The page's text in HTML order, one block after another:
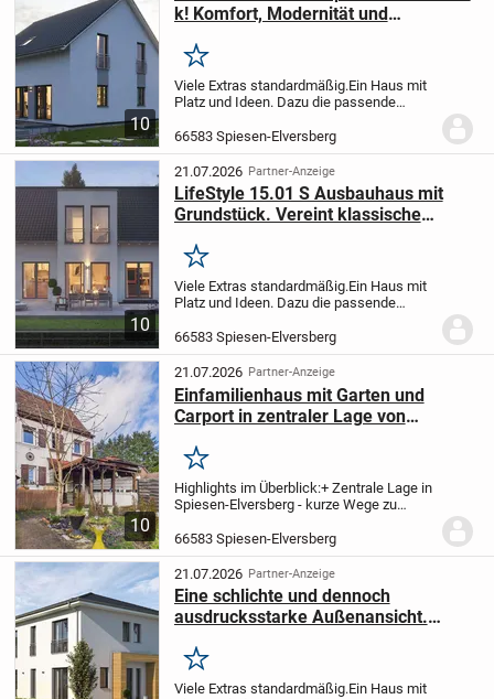
10
k! Komfort, Modernität und
LS.16.03.S34
Merken
Viele Extras standardmäßig.Ein Haus mit
Platz und Ideen. Dazu die passende
Niedrigenergiespar-Haus erfüllt alle
Anforderungen, die eine Familie an Platz
und Ausstattun...
66583 Spiesen-Elversberg
10
21.07.2026 Partner-Anzeige
LifeStyle 15.01 S Ausbauhaus mit
Grundstück. Vereint klassische
Raumkonzept.
Merken
Viele Extras standardmäßig.Ein Haus mit
Platz und Ideen. Dazu die passende
Niedrigenergiespar-Haus erfüllt alle
Anforderungen, die eine Familie an Platz
und Ausstattun...
66583 Spiesen-Elversberg
10
21.07.2026 Partner-Anzeige
Einfamilienhaus mit Garten und
Carport in zentraler Lage von
Merken
Highlights im Überblick:+ Zentrale Lage in
Spiesen-Elversberg - kurze Wege zu
Umfangreiche Modernisierungen: Elektrik
(2018), Heizung (2019), Fenster (2018),
Bad...
66583 Spiesen-Elversberg
21.07.2026 Partner-Anzeige
Eine schlichte und dennoch
ausdrucksstarke Außenansicht.
Merken
Viele Extras standardmäßig.Ein Haus mit